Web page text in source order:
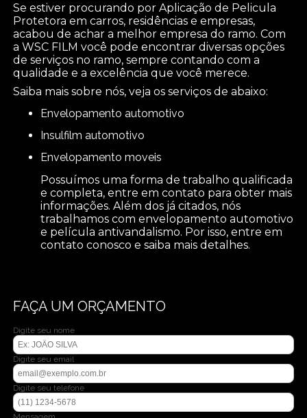
Se estiver procurando por Aplicação de Pelicula
Protetora em carros, residências e empresas,
acabou de achar a melhor empresa do ramo. Com
a WSC FILM você pode encontrar diversas opções
de serviços no ramo, sempre contando com a
qualidade e a excelência que você merece.
Saiba mais sobre nós, veja os serviços de abaixo:
envelopamento automotivo
insulfilm automotivo
envelopamento moveis
Possuímos uma forma de trabalho qualificada
e completa, entre em contato para obter mais
informações. Além dos já citados, nós
trabalhamos com envelopamento automotivo
e película antivandalismo. Por isso, entre em
contato conosco e saiba mais detalhes.
FAÇA UM ORÇAMENTO
Digite seu nome
Digite seu email
Digite seu telefone